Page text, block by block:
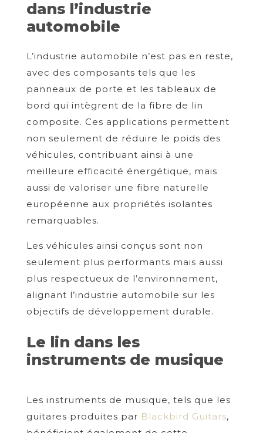
dans l’industrie
automobile
L’industrie automobile n’est pas en reste,
avec des composants tels que les
panneaux de porte et les tableaux de
bord qui intègrent de la fibre de lin
composite. Ces applications permettent
non seulement de réduire le poids des
véhicules, contribuant ainsi à une
meilleure efficacité énergétique, mais
aussi de valoriser une fibre naturelle
européenne aux propriétés isolantes
remarquables.
Les véhicules ainsi conçus sont non
seulement plus performants mais aussi
plus respectueux de l’environnement,
alignant l’industrie automobile sur les
objectifs de développement durable.
Le lin dans les
instruments de musique
Les instruments de musique, tels que les
guitares produites par Blackbird Guitars,